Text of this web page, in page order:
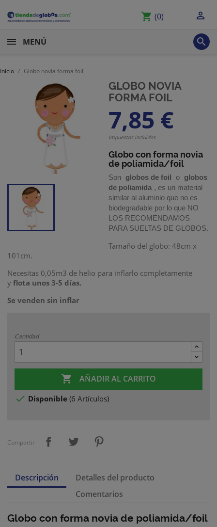
shopping_cart (0) 
MENÚ 
Inicio Globo novia forma foil
GLOBO NOVIA
FORMA FOIL
7,85 €
Impuestos incluidos
Globo con forma novia
de poliamida/foil
Son globos de foil o globos
de poliamida , es un material
similar al aluminio que no es
biodegradable por lo que NO
LOS RECOMENDAMOS
PARA SUELTAS DE GLOBOS.
Tamaño del globo: 48cm x
101cm.
Necesitas 0,05m3 de helio para inflarlo completamente
y flota unos 3-5 días.
Se venden sin inflar
Cantidad
 AÑADIR AL CARRITO
 Disponible (6 Artículos)
Compartir
Descripción
Detalles del producto
Comentarios
Globo con forma novia de poliamida/foil